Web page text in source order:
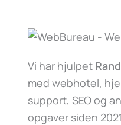
Vi har hjulpet
med webhotel,
support, SEO og
opgaver siden